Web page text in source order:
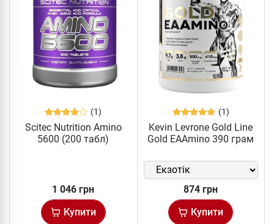
(1)
Scitec Nutrition Amino
5600 (200 табл)
1 046 грн
Купити
(1)
Kevin Levrone Gold Line
Gold EAAmino 390 грам
874 грн
Купити